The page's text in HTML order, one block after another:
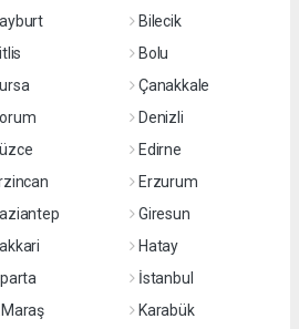
Bilecik
Bolu
Çanakkale
Denizli
Edirne
Erzurum
Giresun
Hatay
İstanbul
Karabük